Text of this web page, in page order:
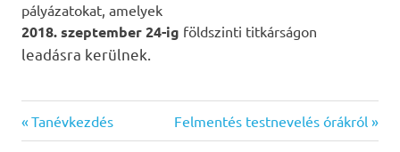
pályázatokat, amelyek
2018. szeptember 24-ig földszinti titkárságon
leadásra kerülnek.
Bejegyzés
Previous
Post:
Tanévkezdés
Next
Post:
Felmentés testnevelés órákról